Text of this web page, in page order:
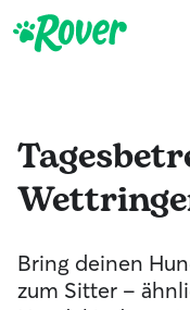
Bring deinen
zum Sitter -